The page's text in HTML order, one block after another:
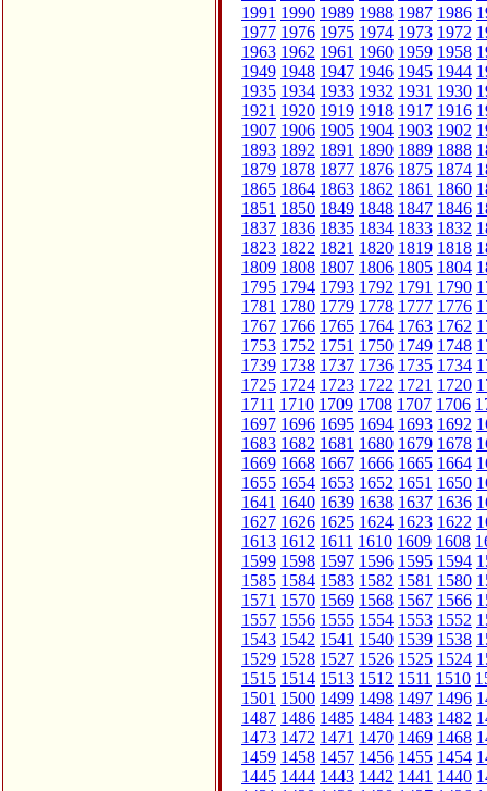
1991 1990 1989 1988 1987 1986
1977 1976 1975 1974 1973 1972
1963 1962 1961 1960 1959 1958
1949 1948 1947 1946 1945 1944
1935 1934 1933 1932 1931 1930
1921 1920 1919 1918 1917 1916
1907 1906 1905 1904 1903 1902
1893 1892 1891 1890 1889 1888
1879 1878 1877 1876 1875 1874
1865 1864 1863 1862 1861 1860
1851 1850 1849 1848 1847 1846
1837 1836 1835 1834 1833 1832
1823 1822 1821 1820 1819 1818
1809 1808 1807 1806 1805 1804
1795 1794 1793 1792 1791 1790
1781 1780 1779 1778 1777 1776
1767 1766 1765 1764 1763 1762
1753 1752 1751 1750 1749 1748
1739 1738 1737 1736 1735 1734
1725 1724 1723 1722 1721 1720
1711 1710 1709 1708 1707 1706
1697 1696 1695 1694 1693 1692
1683 1682 1681 1680 1679 1678
1669 1668 1667 1666 1665 1664
1655 1654 1653 1652 1651 1650
1641 1640 1639 1638 1637 1636
1627 1626 1625 1624 1623 1622
1613 1612 1611 1610 1609 1608
1599 1598 1597 1596 1595 1594
1585 1584 1583 1582 1581 1580
1571 1570 1569 1568 1567 1566
1557 1556 1555 1554 1553 1552
1543 1542 1541 1540 1539 1538
1529 1528 1527 1526 1525 1524
1515 1514 1513 1512 1511 1510
1501 1500 1499 1498 1497 1496
1487 1486 1485 1484 1483 1482
1473 1472 1471 1470 1469 1468
1459 1458 1457 1456 1455 1454
1445 1444 1443 1442 1441 1440